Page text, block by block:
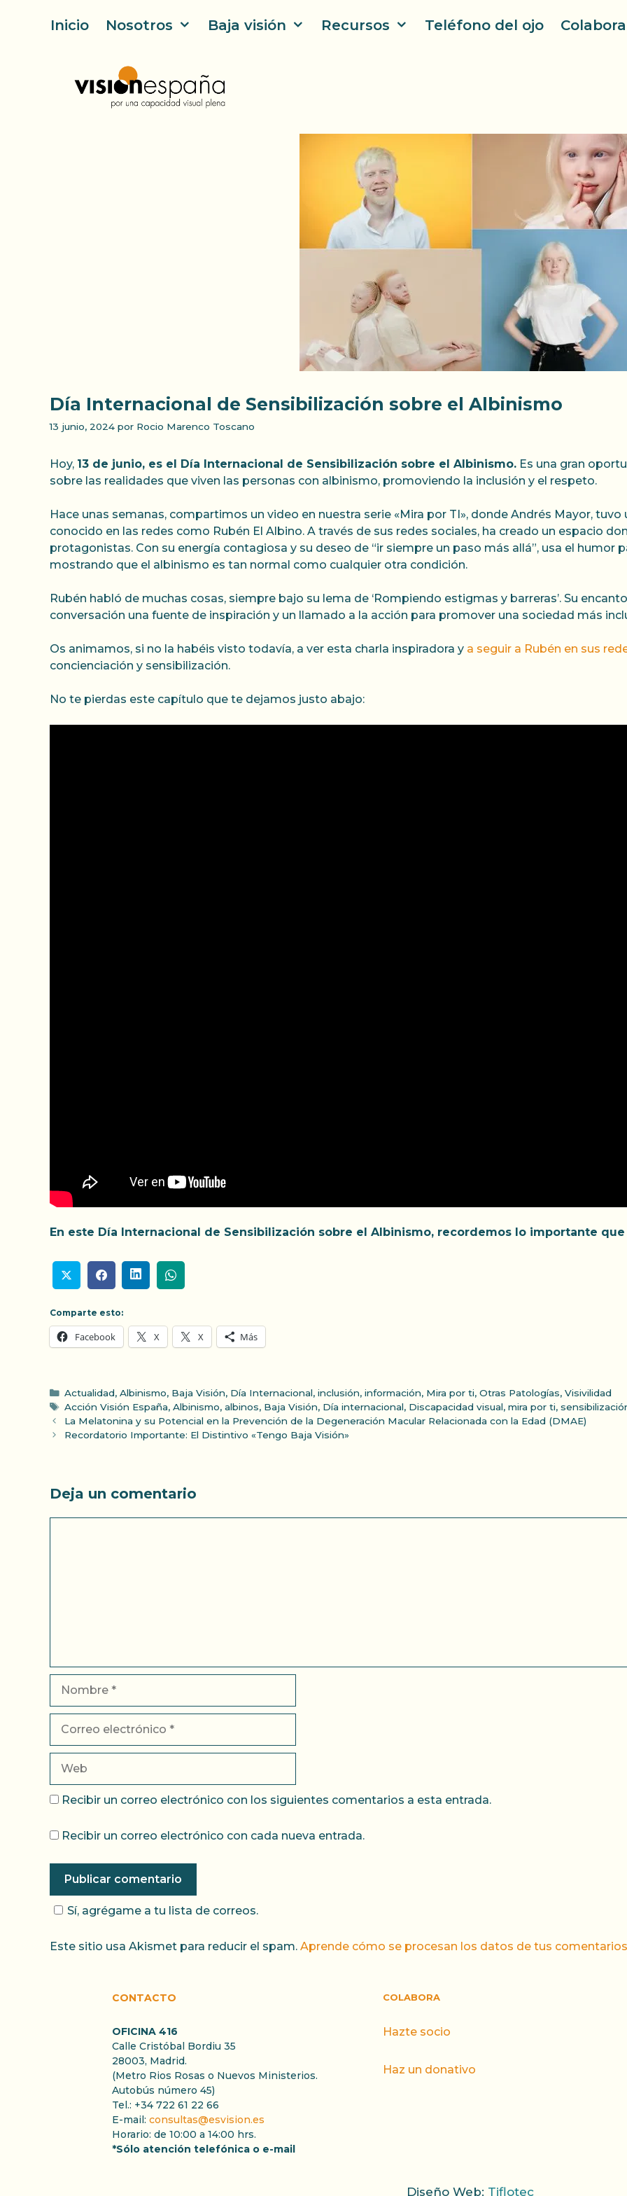
Inicio Nosotros Baja visión Recursos Teléfono del ojo Colabora
Día Internacional de Sensibilización sobre el Albinismo
13 junio, 2024 por Rocio Marenco Toscano
Hoy, 13 de junio, es el Día Internacional de Sensibilización sobre el Albinismo.Es una gran
sobre las realidades que viven las personas con albinismo, promoviendo la inclusión y el respeto.
Hace unas semanas, compartimos un video en nuestra serie «Mira por TI», donde Andrés Mayor,
conocido en las redes como Rubén El Albino. A través de sus redes sociales, ha creado un espacio
protagonistas. Con su energía contagiosa y su deseo de “ir siempre un paso más allá”, usa el humor
mostrando que el albinismo es tan normal como cualquier otra condición.
Rubén habló de muchas cosas, siempre bajo su lema de ‘Rompiendo estigmas y barreras’. Su
conversación una fuente de inspiración y un llamado a la acción para promover una sociedad más
Os animamos, si no la habéis visto todavía, a ver esta charla inspiradora y a seguir a Rubén en sus
concienciación y sensibilización.
No te pierdas este capítulo que te dejamos justo abajo:
En este Día Internacional de Sensibilización sobre el Albinismo, recordemos lo importante
Comparte esto:
Facebook X X Más
Categorías
Actualidad, Albinismo, Baja Visión, Día Internacional, inclusión, información, Mira por ti, Otras Patologías, Visivilidad
Etiquetas
Acción Visión España, Albinismo, albinos, Baja Visión, Día internacional, Discapacidad visual, mira por ti,
La Melatonina y su Potencial en la Prevención de la Degeneración Macular Relacionada con la Edad (DMAE)
Recordatorio Importante: El Distintivo «Tengo Baja Visión»
Deja un comentario
electrónico
Recibir un correo electrónico con los siguientes comentarios a esta entrada.
Recibir un correo electrónico con cada nueva entrada.
Sí, agrégame a tu lista de correos.
Este sitio usa Akismet para reducir el spam. Aprende cómo se procesan los datos de tus
CONTACTO
OFICINA 416
Calle Cristóbal Bordiu 35
28003, Madrid.
(Metro Rios Rosas o Nuevos Ministerios.
Autobús número 45)
Tel.: +34 722 61 22 66
E-mail: consultas@esvision.es
Horario: de 10:00 a 14:00 hrs.
*Sólo atención telefónica o e-mail
COLABORA
Hazte socio
Haz un donativo
Diseño Web: Tiflotec